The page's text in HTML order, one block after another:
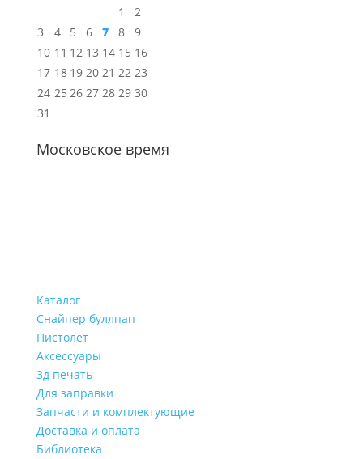
1
2
3
4 5 6 7 8
9
10 11 12 13 14 15 16
17 18 19 20 21 22 23
24 25 26 27 28 29 30
31
Московское время
Каталог
Снайпер буллпап
Пистолет
Аксессуары
3д печать
Для заправки
Запчасти и комплектующие
Доставка и оплата
Библиотека